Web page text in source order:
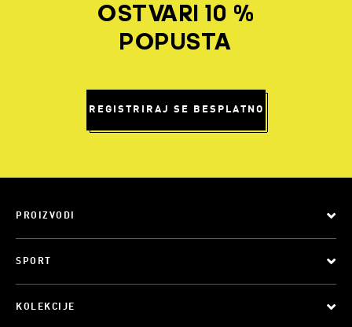
OSTVARI 10 %
POPUSTA
REGISTRIRAJ SE BESPLATNO
PROIZVODI
SPORT
KOLEKCIJE